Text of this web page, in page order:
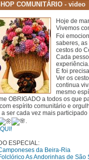
COMUNITÁRIO - video
Hoje de
Vivemos
Foi
saberes,
cestos do
Cada
experiência.
E foi
Ver os
continua
mesmo
OBRIGADO a todos os que
espírito comunitário e
a ser cada vez mais participado
.
ESPECIAL:
da Beira-Ria
As Andorinhas de